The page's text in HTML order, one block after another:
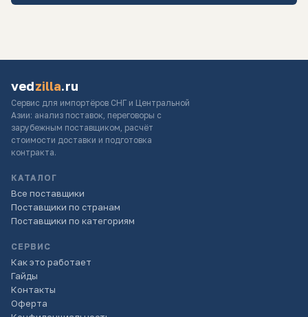
vedzilla.ru
Сервис для импортёров СНГ и Центральной
Азии: анализ поставок, переговоры с
зарубежным поставщиком, расчёт
стоимости доставки и подготовка
контракта.
КАТАЛОГ
Все поставщики
Поставщики по странам
Поставщики по категориям
СЕРВИС
Как это работает
Гайды
Контакты
Оферта